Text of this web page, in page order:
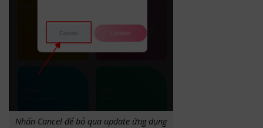
Nhấn Cancel để bỏ qua update ứng dụng